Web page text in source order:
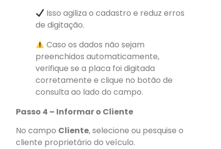
Isso agiliza o cadastro e reduz erros
de digitação.
Caso os dados não sejam
preenchidos automaticamente,
verifique se a placa foi digitada
corretamente e clique no botão de
consulta ao lado do campo.
Passo 4 – Informar o Cliente
No campo Cliente, selecione ou pesquise o
cliente proprietário do veículo.